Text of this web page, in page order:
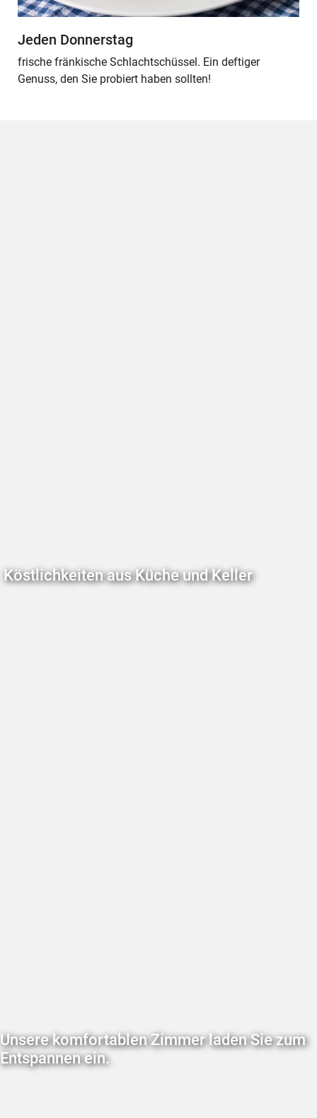
Jeden Donnerstag
frische fränkische Schlachtschüssel. Ein deftiger
Genuss, den Sie probiert haben sollten!
Köstlichkeiten aus Küche und Keller
Unsere komfortablen Zimmer laden Sie zum
Entspannen ein.